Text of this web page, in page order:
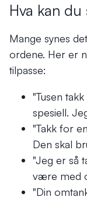
Hva kan
Mange synes
ordene. Her er
tilpasse:
"Tusen
spesiell.
"Takk for
Den skal
"Jeg er så
være med
"Din